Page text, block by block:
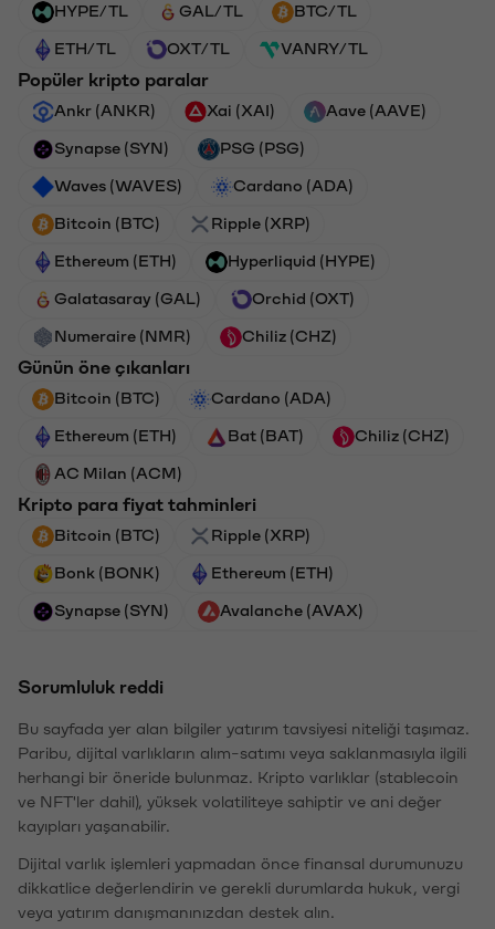
HYPE/TL GAL/TL BTC/TL
ETH/TL OXT/TL VANRY/TL
Popüler kripto paralar
Ankr (ANKR) Xai (XAI) Aave (AAVE)
Synapse (SYN) PSG (PSG)
Waves (WAVES) Cardano (ADA)
Bitcoin (BTC) Ripple (XRP)
Ethereum (ETH) Hyperliquid (HYPE)
Galatasaray (GAL) Orchid (OXT)
Numeraire (NMR) Chiliz (CHZ)
Günün öne çıkanları
Bitcoin (BTC) Cardano (ADA)
Ethereum (ETH) Bat (BAT) Chiliz (CHZ)
AC Milan (ACM)
Kripto para fiyat tahminleri
Bitcoin (BTC) Ripple (XRP)
Bonk (BONK) Ethereum (ETH)
Synapse (SYN) Avalanche (AVAX)
Sorumluluk reddi
Bu sayfada yer alan bilgiler yatırım tavsiyesi niteliği taşımaz.
Paribu, dijital varlıkların alım-satımı veya saklanmasıyla ilgili
herhangi bir öneride bulunmaz. Kripto varlıklar (stablecoin
ve NFT'ler dahil), yüksek volatiliteye sahiptir ve ani değer
kayıpları yaşanabilir.
Dijital varlık işlemleri yapmadan önce finansal durumunuzu
dikkatlice değerlendirin ve gerekli durumlarda hukuk, vergi
veya yatırım danışmanınızdan destek alın.